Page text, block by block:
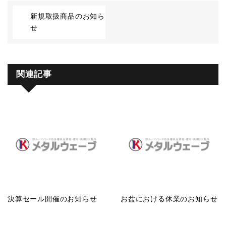
新規取扱商品のお知ら
せ
関連記事
決算セール開催のお知らせ お盆における休業のお知らせ